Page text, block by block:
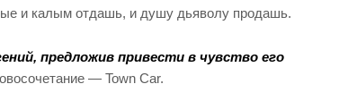
и калым отдашь, и душу дьяволу продашь.
предложив привести в чувство его
— Town Car.